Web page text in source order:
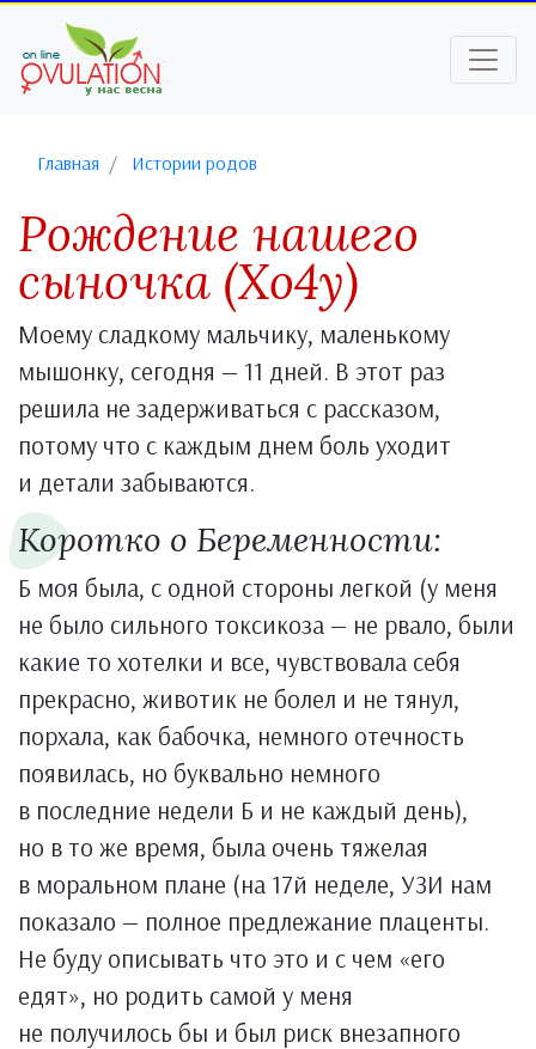
Главная Истории родов
Рождение нашего
сыночка (Хо4у)
Моему сладкому мальчику, маленькому
мышонку, сегодня — 11 дней. В этот раз
решила не задерживаться с рассказом,
потому что с каждым днем боль уходит
и детали забываются.
Коротко о Беременности:
Б моя была, с одной стороны легкой (у меня
не было сильного токсикоза — не рвало, были
какие то хотелки и все, чувствовала себя
прекрасно, животик не болел и не тянул,
порхала, как бабочка, немного отечность
появилась, но буквально немного
в последние недели Б и не каждый день),
но в то же время, была очень тяжелая
в моральном плане (на 17й неделе, УЗИ нам
показало — полное предлежание плаценты.
Не буду описывать что это и с чем «его
едят», но родить самой у меня
не получилось бы и был риск внезапного